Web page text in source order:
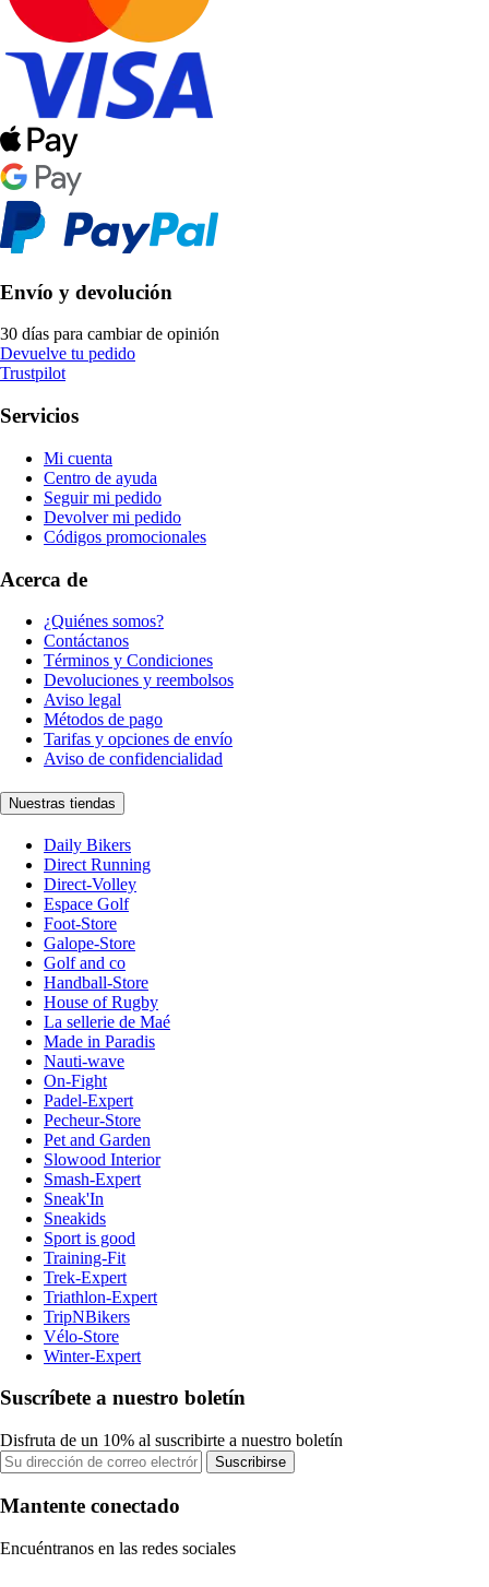
Envío y devolución
30 días para cambiar de opinión
Devuelve tu pedido
Trustpilot
Servicios
Mi cuenta
Centro de ayuda
Seguir mi pedido
Devolver mi pedido
Códigos promocionales
Acerca de
¿Quiénes somos?
Contáctanos
Términos y Condiciones
Devoluciones y reembolsos
Aviso legal
Métodos de pago
Tarifas y opciones de envío
Aviso de confidencialidad
Nuestras tiendas
Daily Bikers
Direct Running
Direct-Volley
Espace Golf
Foot-Store
Galope-Store
Golf and co
Handball-Store
House of Rugby
La sellerie de Maé
Made in Paradis
Nauti-wave
On-Fight
Padel-Expert
Pecheur-Store
Pet and Garden
Slowood Interior
Smash-Expert
Sneak'In
Sneakids
Sport is good
Training-Fit
Trek-Expert
Triathlon-Expert
TripNBikers
Vélo-Store
Winter-Expert
Suscríbete a nuestro boletín
Disfruta de un 10% al suscribirte a nuestro boletín
Suscribirse
Mantente conectado
Encuéntranos en las redes sociales